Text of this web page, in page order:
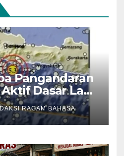
Pangandaran
Dasar Laut,
hingga
RAGAM BAHASA